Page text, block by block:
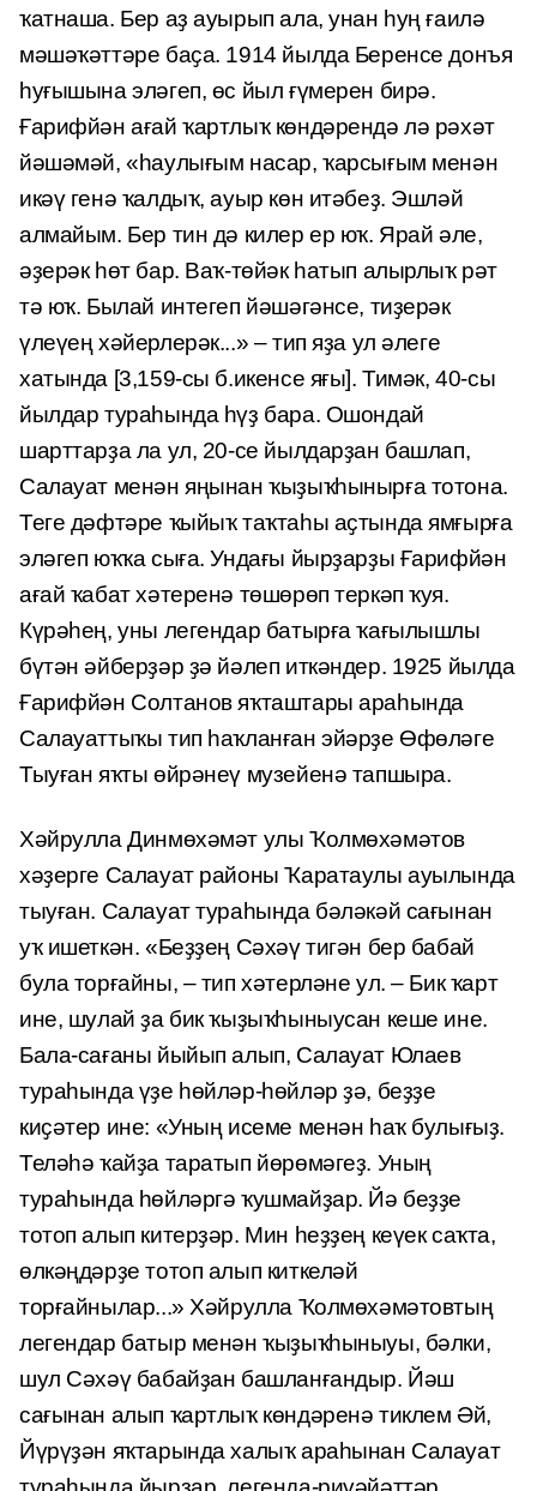
ҡатнаша. Бер аҙ ауырып ала, унан һуң ғаилә
мәшәҡәттәре баҫа. 1914 йылда Беренсе донъя
һуғышына эләгеп, өс йыл ғүмерен бирә.
Ғарифйән ағай ҡартлыҡ көндәрендә лә рәхәт
йәшәмәй, «һаулығым насар, ҡарсығым менән
икәү генә ҡалдыҡ, ауыр көн итәбеҙ. Эшләй
алмайым. Бер тин дә килер ер юҡ. Ярай әле,
әҙерәк һөт бар. Ваҡ-төйәк һатып алырлыҡ рәт
тә юҡ. Былай интегеп йәшәгәнсе, тиҙерәк
үлеүең хәйерлерәк...» – тип яҙа ул әлеге
хатында [3,159-сы б.икенсе яғы]. Тимәк, 40-сы
йылдар тураһында һүҙ бара. Ошондай
шарттарҙа ла ул, 20-се йылдарҙан башлап,
Салауат менән яңынан ҡыҙыҡһынырға тотона.
Теге дәфтәре ҡыйыҡ таҡтаһы аҫтында ямғырға
эләгеп юҡҡа сыға. Ундағы йырҙарҙы Ғарифйән
ағай ҡабат хәтеренә төшөрөп теркәп ҡуя.
Күрәһең, уны легендар батырға ҡағылышлы
бүтән әйберҙәр ҙә йәлеп иткәндер. 1925 йылда
Ғарифйән Солтанов яҡташтары араһында
Салауаттыҡы тип һаҡланған эйәрҙе Өфөләге
Тыуған яҡты өйрәнеү музейенә тапшыра.
Хәйрулла Динмөхәмәт улы Ҡолмөхәмәтов
хәҙерге Салауат районы Ҡаратаулы ауылында
тыуған. Салауат тураһында бәләкәй сағынан
уҡ ишеткән. «Беҙҙең Сәхәү тигән бер бабай
була торғайны, – тип хәтерләне ул. – Бик ҡарт
ине, шулай ҙа бик ҡыҙыҡһыныусан кеше ине.
Бала-сағаны йыйып алып, Салауат Юлаев
тураһында үҙе һөйләр-һөйләр ҙә, беҙҙе
киҫәтер ине: «Уның исеме менән һаҡ булығыҙ.
Теләһә ҡайҙа таратып йөрөмәгеҙ. Уның
тураһында һөйләргә ҡушмайҙар. Йә беҙҙе
тотоп алып китерҙәр. Мин һеҙҙең кеүек саҡта,
өлкәңдәрҙе тотоп алып киткеләй
торғайнылар...» Хәй­рулла Ҡолмөхәмәтовтың
легендар батыр менән ҡыҙыҡһыныуы, бәлки,
шул Сәхәү бабайҙан башланғандыр. Йәш
сағынан алып ҡартлыҡ көндәренә тиклем Әй,
Йүрүҙән яҡтарында халыҡ араһынан Салауат